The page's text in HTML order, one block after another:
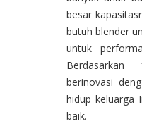
besar
butuh blender
untuk
berinovasi
hidup keluarga
baik.